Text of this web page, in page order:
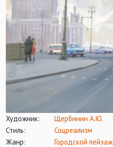
Художник:
Щербинин А.Ю.
Стиль:
Соцреализм
Жанр:
Городской пейзаж